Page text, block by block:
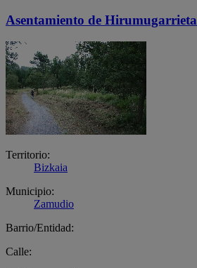
Asentamiento de Hirumugarrieta
Territorio:
Bizkaia
Municipio:
Zamudio
Barrio/Entidad:
Calle: